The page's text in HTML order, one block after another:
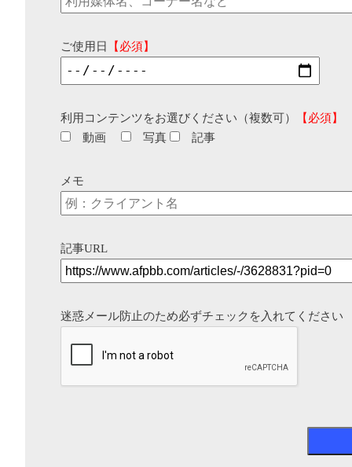
ご使用日 【必須】
利用コンテンツをお選びください（複数可）
【必須】
動画
写真 記事
メモ
記事URL
迷惑メール防止のため必ずチェックを入れてください